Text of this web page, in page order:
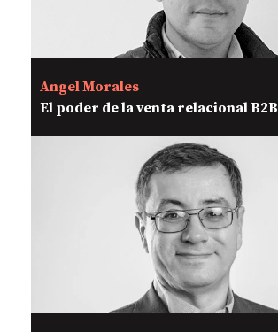
Angel Morales
El poder de la venta relacional B2B